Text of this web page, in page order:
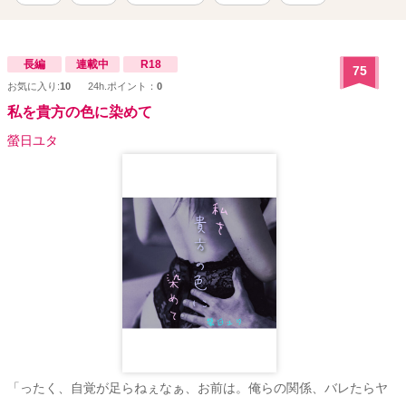
長編 連載中 R18
お気に入り:10 24h.ポイント： 0
75
私を貴方の色に染めて
螢日ユタ
「ったく、自覚が足らねぇなぁ、お前は。俺らの関係、バレたらヤ